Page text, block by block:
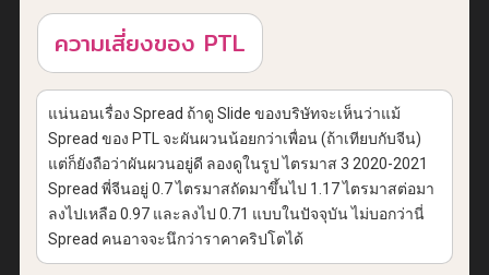
ความเสี่ยงของ PTL
แน่นอนเรื่อง Spread ถ้าดู Slide ของบริษัทจะเห็นว่าแม้
Spread ของ PTL จะผันผวนน้อยกว่าเพื่อน (ถ้าเทียบกับจีน)
แต่ก็ยังถือว่าผันผวนอยู่ดี ลองดูในรูป ไตรมาส 3 2020-2021
Spread พี่จีนอยู่ 0.7 ไตรมาสถัดมาขึ้นไป 1.17 ไตรมาสต่อมา
ลงไปเหลือ 0.97 และลงไป 0.71 แบบในปัจจุบัน ไม่บอกว่านี่
Spread คนอาจจะนึกว่าราคาคริปโตได้